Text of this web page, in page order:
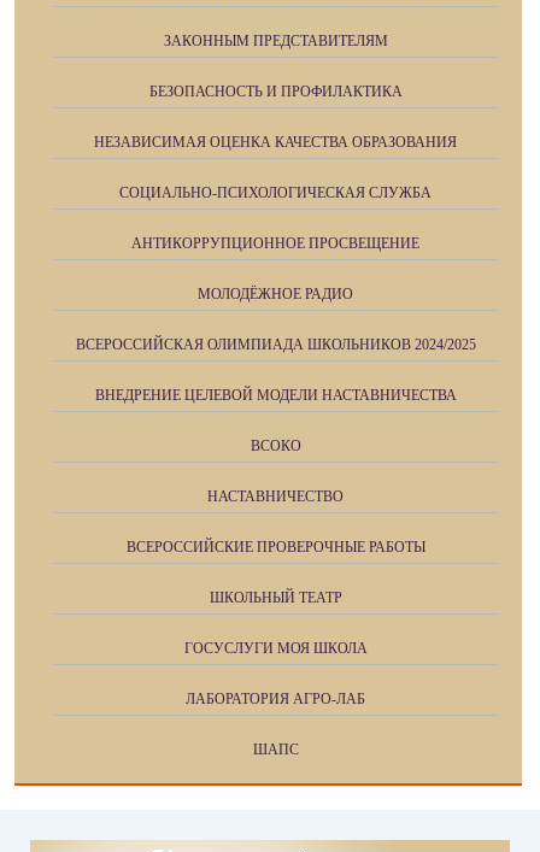
ЗАКОННЫМ ПРЕДСТАВИТЕЛЯМ
БЕЗОПАСНОСТЬ И ПРОФИЛАКТИКА
НЕЗАВИСИМАЯ ОЦЕНКА КАЧЕСТВА ОБРАЗОВАНИЯ
СОЦИАЛЬНО-ПСИХОЛОГИЧЕСКАЯ СЛУЖБА
АНТИКОРРУПЦИОННОЕ ПРОСВЕЩЕНИЕ
МОЛОДЁЖНОЕ РАДИО
ВСЕРОССИЙСКАЯ ОЛИМПИАДА ШКОЛЬНИКОВ 2024/2025
ВНЕДРЕНИЕ ЦЕЛЕВОЙ МОДЕЛИ НАСТАВНИЧЕСТВА
ВСОКО
НАСТАВНИЧЕСТВО
ВСЕРОССИЙСКИЕ ПРОВЕРОЧНЫЕ РАБОТЫ
ШКОЛЬНЫЙ ТЕАТР
ГОСУСЛУГИ МОЯ ШКОЛА
ЛАБОРАТОРИЯ АГРО-ЛАБ
ШАПС